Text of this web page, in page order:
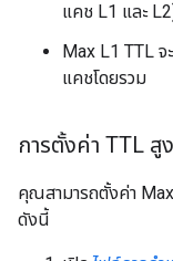
แคช L1 และ
Max L1 TTL
แคชโดยรวม
การตั้งค่า TTL สู
คุณสามารถตั้งค่า
ดังนี้